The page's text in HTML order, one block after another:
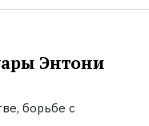
Энтони
борьбе с